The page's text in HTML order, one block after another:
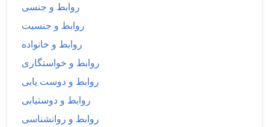
روابط و جنسی
روابط و جنسیت
روابط و خانواده
روابط و خواستگاری
روابط و دوست یابی
روابط و دوستیابی
روابط و روانشناسی